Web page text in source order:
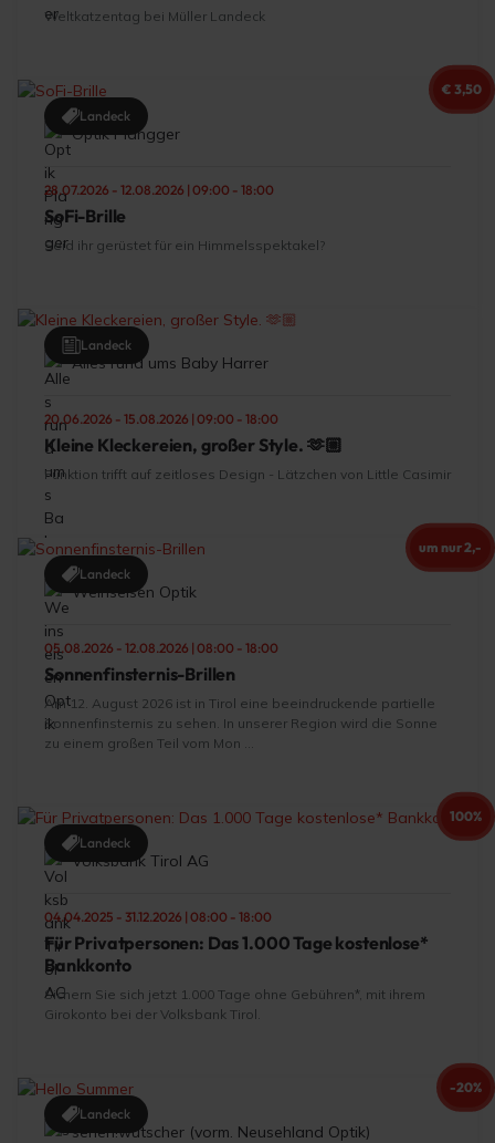
Weltkatzentag bei Müller Landeck
Optik Plangger
28.07.2026 - 12.08.2026 | 09:00 - 18:00
SoFi-Brille
Seid ihr gerüstet für ein Himmelsspektakel?
Landeck
€ 3,50
Alles rund ums Baby Harrer
20.06.2026 - 15.08.2026 | 09:00 - 18:00
Kleine Kleckereien, großer Style. 🫶🏼
Funktion trifft auf zeitloses Design - Lätzchen von Little Casimir
Landeck
Weinseisen Optik
05.08.2026 - 12.08.2026 | 08:00 - 18:00
Sonnenfinsternis-Brillen
Am 12. August 2026 ist in Tirol eine beeindruckende partielle
Sonnenfinsternis zu sehen. In unserer Region wird die Sonne
zu einem großen Teil vom Mon ...
Landeck
um nur 2,-
Volksbank Tirol AG
04.04.2025 - 31.12.2026 | 08:00 - 18:00
Für Privatpersonen: Das 1.000 Tage kostenlose*
Bankkonto
Sichern Sie sich jetzt 1.000 Tage ohne Gebühren*, mit ihrem
Girokonto bei der Volksbank Tirol.
Landeck
100%
sehen!wutscher (vorm. Neusehland Optik)
Landeck
-20%